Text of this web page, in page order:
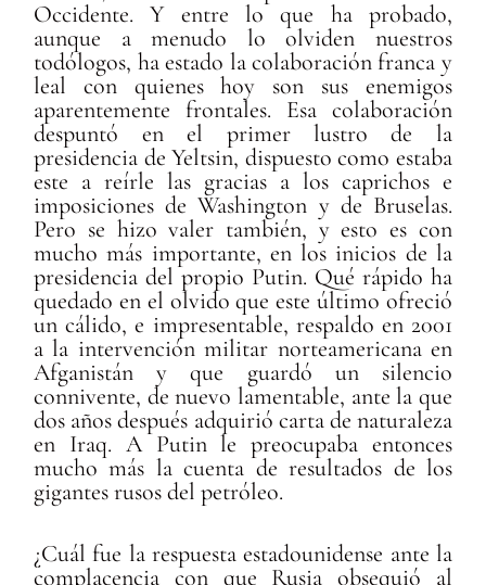
Occidente. Y entre lo que ha probado,
aunque a menudo lo olviden nuestros
todólogos, ha estado la colaboración franca y
leal con quienes hoy son sus enemigos
aparentemente frontales. Esa colaboración
despuntó en el primer lustro de la
presidencia de Yeltsin, dispuesto como estaba
este a reírle las gracias a los caprichos e
imposiciones de Washington y de Bruselas.
Pero se hizo valer también, y esto es con
mucho más importante, en los inicios de la
presidencia del propio Putin. Qué rápido ha
quedado en el olvido que este último ofreció
un cálido, e impresentable, respaldo en 2001
a la intervención militar norteamericana en
Afganistán y que guardó un silencio
connivente, de nuevo lamentable, ante la que
dos años después adquirió carta de naturaleza
en Iraq. A Putin le preocupaba entonces
mucho más la cuenta de resultados de los
gigantes rusos del petróleo.
¿Cuál fue la respuesta estadounidense ante la
complacencia con que Rusia obsequió al